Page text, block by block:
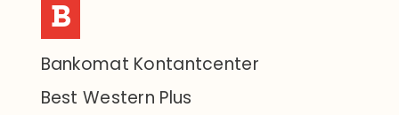
B
Bankomat Kontantcenter
Best Western Plus